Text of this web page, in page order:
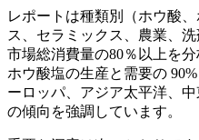
レポートは種類別（ホウ酸
ス、セラミックス、農業、
市場総消費量の80％以上を
ホウ酸塩の生産と需要の
ーロッパ、アジア太平洋、
の傾向を強調しています。